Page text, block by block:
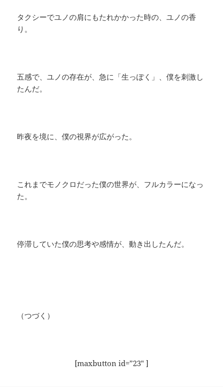
タクシーでユノの肩にもたれかかった時の、ユノの香
り。
五感で、ユノの存在が、急に「生っぽく」、僕を刺激し
たんだ。
昨夜を境に、僕の視界が広がった。
​これまでモノクロだった僕の世界が、フルカラーになっ
た。
停滞していた僕の思考や感情が、動き出したんだ。​
（つづく）
[maxbutton id=”23″ ]